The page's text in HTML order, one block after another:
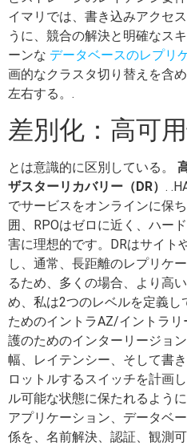
イマリでは、書き込みアクセ
うに、競合の解決と明確なス
ーンな データベースのレプリ
画的なクラスタ切り替えを含
左右する。.
差別化：高可
とは意識的に区別している。
ザスターリカバリー（DR） .
でサービスをオンラインに保
囲、RPOはゼロに近く、ハー
害に理想的です。DRはサイト
し、通常、長距離のレプリケ
るため、多くの場合、より高
め、私は2つのレベルを定義
ためのイントラAZ/イントラ
護のためのインターリージョ
幅、レイテンシー、そして書
ロットルするスイッチを計画
ル可能な状態に保たれるよう
アプリケーション、データベ
係を、名前解決、認証、観測